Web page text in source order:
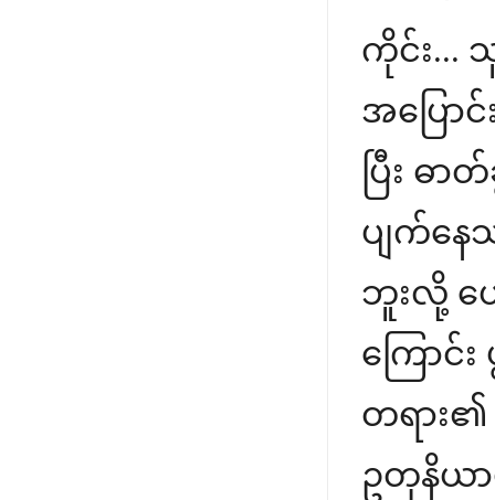
ကိုင်း...
အပြော
ပြီး ဓ
ပျက်နေ
ဘူးလို့ ဟေ
ကြောင်
တရား၏
ဥတုနိယာ